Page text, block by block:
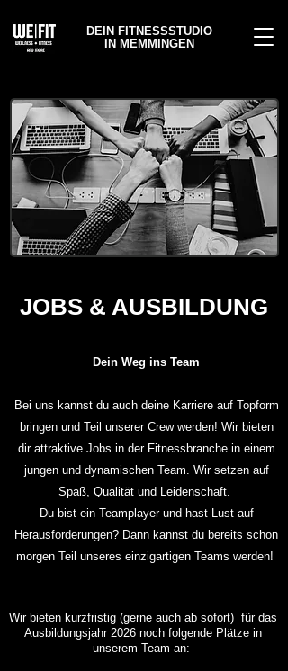
DEIN FITNESSSTUDIO
IN MEMMINGEN
JOBS & AUSBILDUNG
Dein Weg ins Team​
Bei uns kannst du auch deine Karriere auf Topform
bringen und Teil unserer Crew werden! Wir bieten
dir attraktive Jobs in der Fitnessbranche in einem
jungen und dynamischen Team. Wir setzen auf
Spaß, Qualität und Leidenschaft.
Du bist ein Teamplayer und hast Lust auf
Herausforderungen? Dann kannst du bereits schon
morgen Teil unseres einzigartigen Teams werden!
Wir bieten kurzfristig (gerne auch ab sofort) für das
Ausbildungsjahr 2026 noch folgende Plätze in
unserem Team an: